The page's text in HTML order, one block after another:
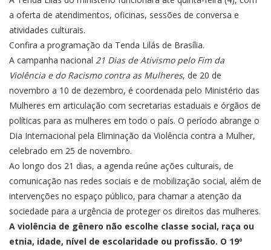
a oferta de atendimentos, oficinas, sessões de conversa e
atividades culturais.
Confira a programação da Tenda Lilás de Brasília.
A campanha nacional 21 Dias de Ativismo pelo Fim da
Violência e do Racismo contra as Mulheres, de 20 de
novembro a 10 de dezembro, é coordenada pelo Ministério das
Mulheres em articulação com secretarias estaduais e órgãos de
políticas para as mulheres em todo o país. O período abrange o
Dia Internacional pela Eliminação da Violência contra a Mulher,
celebrado em 25 de novembro.
Ao longo dos 21 dias, a agenda reúne ações culturais, de
comunicação nas redes sociais e de mobilização social, além de
intervenções no espaço público, para chamar a atenção da
sociedade para a urgência de proteger os direitos das mulheres.
A violência de gênero não escolhe classe social, raça ou
etnia, idade, nível de escolaridade ou profissão. O 19º